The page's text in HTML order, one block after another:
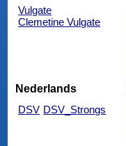
Vulgate
Clemetine Vulgate
Nederlands
DSV DSV_Strongs